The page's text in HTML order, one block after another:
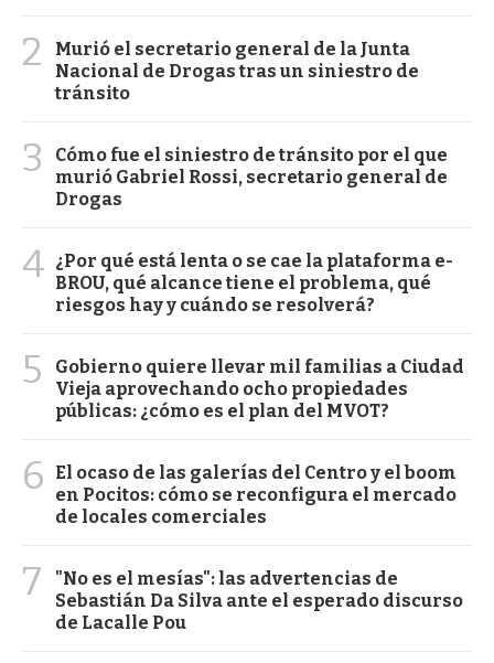
2
Murió el secretario general de la Junta
Nacional de Drogas tras un siniestro de
tránsito
3
Cómo fue el siniestro de tránsito por el que
murió Gabriel Rossi, secretario general de
Drogas
4 ¿Por qué está lenta o se cae la plataforma e-
BROU, qué alcance tiene el problema, qué
riesgos hay y cuándo se resolverá?
5
Gobierno quiere llevar mil familias a Ciudad
Vieja aprovechando ocho propiedades
públicas: ¿cómo es el plan del MVOT?
6
El ocaso de las galerías del Centro y el boom
en Pocitos: cómo se reconfigura el mercado
de locales comerciales
7
"No es el mesías": las advertencias de
Sebastián Da Silva ante el esperado discurso
de Lacalle Pou